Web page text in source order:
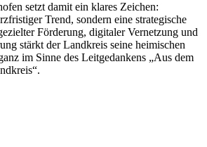
setzt damit ein klares Zeichen:
Trend, sondern eine strategische
Förderung, digitaler Vernetzung und
stärkt der Landkreis seine heimischen
im Sinne des Leitgedankens „Aus dem